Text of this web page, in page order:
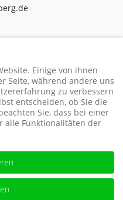
Einige von ihnen
Seite, während andere uns
zu verbessern
entscheiden, ob Sie die
Sie, dass bei einer
alle Funktionalitäten der